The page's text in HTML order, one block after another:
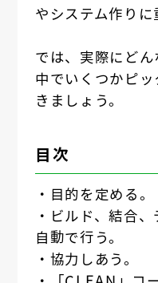
やシステム作りに
では、実際にど
中でいくつかピ
きましょう。
目次
・目的を定める。
・ビルド、結合
自動で行う。
・協力しあう。